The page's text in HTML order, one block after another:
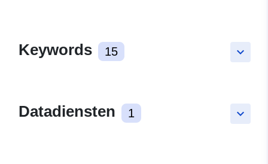
keyboard_arrow_down
Keywords 15
keyboard_arrow_down
Datadiensten 1